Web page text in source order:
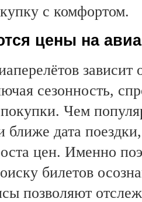
с комфортом.
цены на
зависит
сезонность,
Чем
ближе дата
цен. Именно
билетов
позволяют